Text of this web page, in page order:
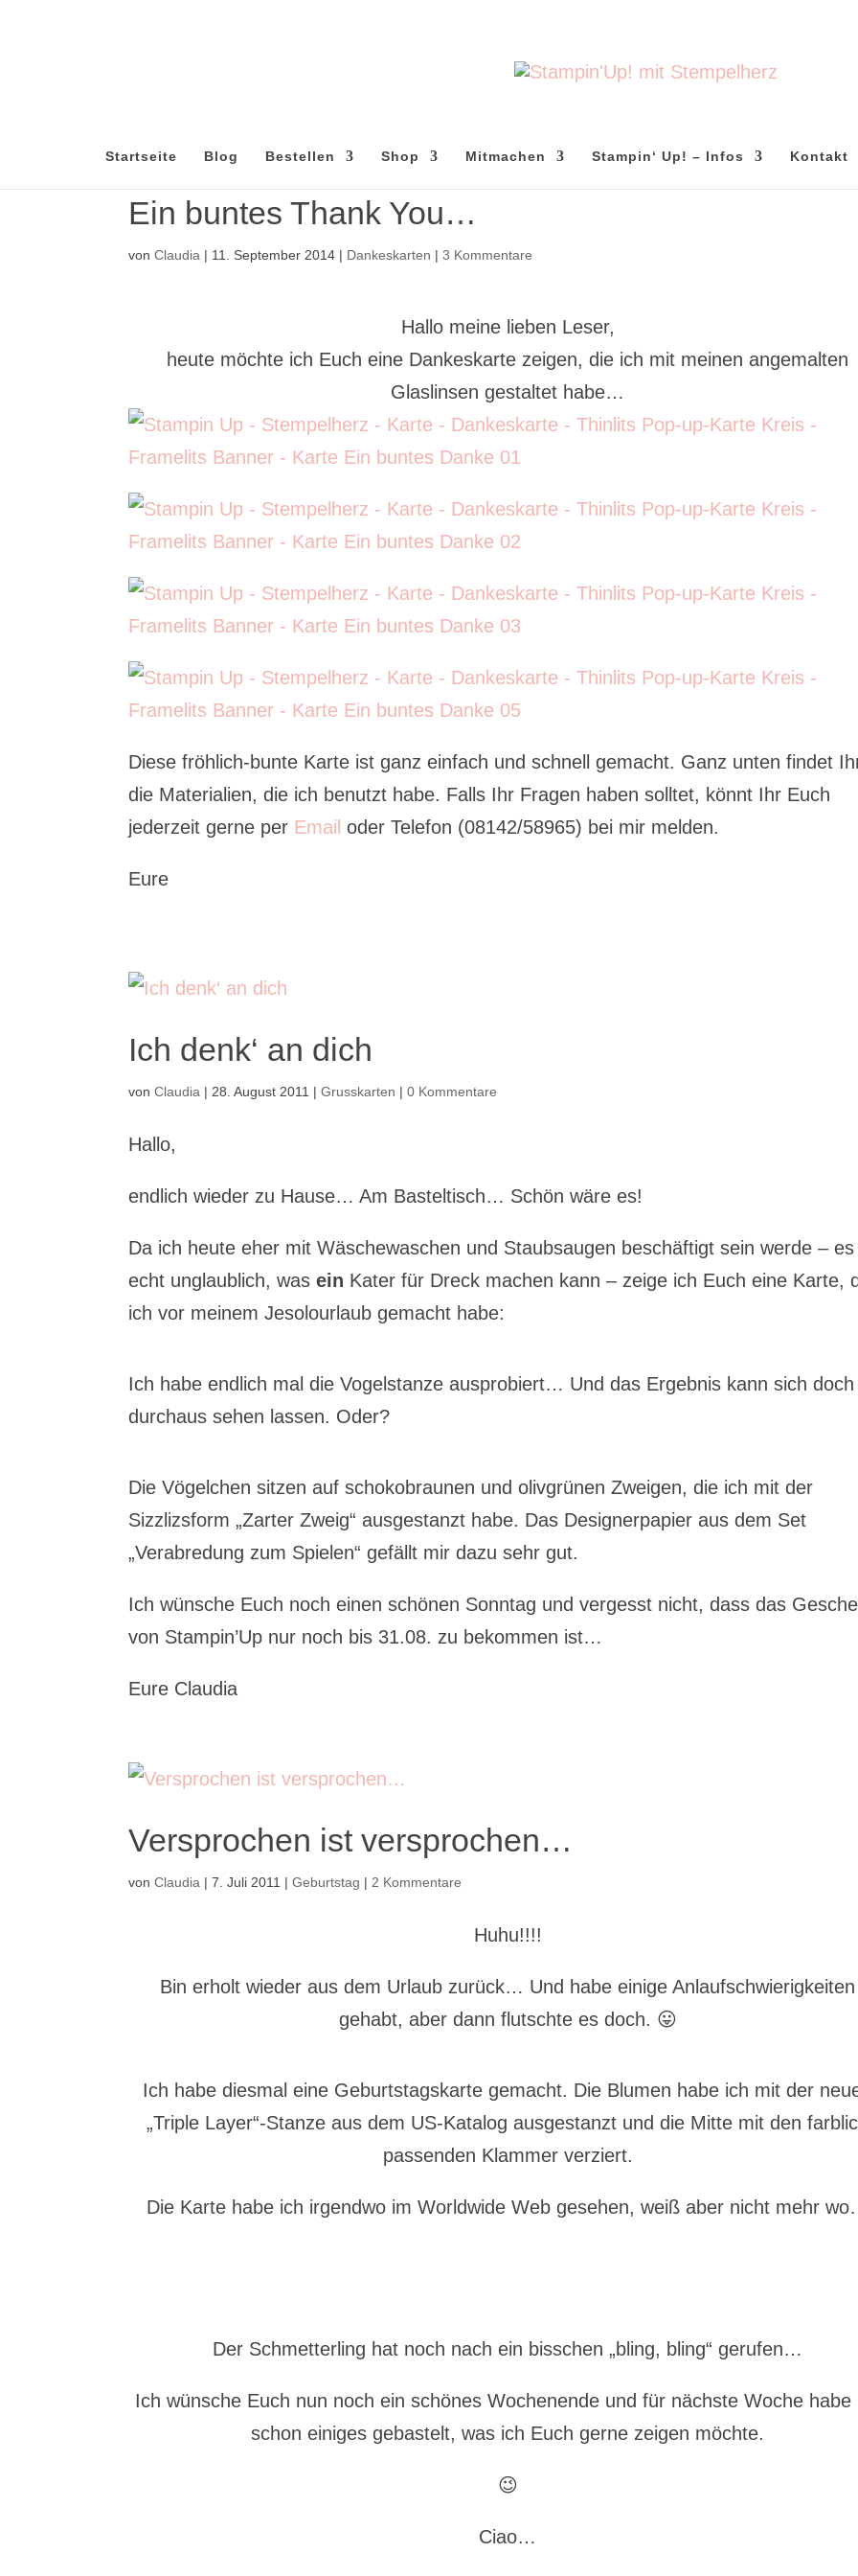
Startseite Blog Bestellen Shop Mitmachen Stampin‘ Up! – Infos Kontakt
Ein buntes Thank You…
vonClaudia | 11. September 2014 | Dankeskarten |3 Kommentare
Hallo meine lieben Leser,
heute möchte ich Euch eine Dankeskarte zeigen, die ich mit meinen angemalten
Glaslinsen gestaltet habe…
Diese fröhlich-bunte Karte ist ganz einfach und schnell gemacht. Ganz unten findet
die Materialien, die ich benutzt habe. Falls Ihr Fragen haben solltet, könnt Ihr Euch
jederzeit gerne per Email oder Telefon (08142/58965) bei mir melden.
Eure
Ich denk‘ an dich
vonClaudia | 28. August 2011 |Grusskarten |0 Kommentare
Hallo,
endlich wieder zu Hause… Am Basteltisch… Schön wäre es!
Da ich heute eher mit Wäschewaschen und Staubsaugen beschäftigt sein werde –
echt unglaublich, wasein Kater für Dreck machen kann – zeige ich Euch eine Karte,
ich vor meinem Jesolourlaub gemacht habe:
Ich habe endlich mal die Vogelstanze ausprobiert… Und das Ergebnis kann sich doch
durchaus sehen lassen. Oder?
Die Vögelchen sitzen auf schokobraunen und olivgrünen Zweigen, die ich mit der
Sizzlizsform „Zarter Zweig“ ausgestanzt habe. Das Designerpapier aus dem Set
„Verabredung zum Spielen“ gefällt mir dazu sehr gut.
Ich wünsche Euch noch einen schönen Sonntag und vergesst nicht, dass das
von Stampin’Up nur noch bis 31.08. zu bekommen ist…
Eure Claudia
Versprochen ist versprochen…
vonClaudia |7. Juli 2011 |Geburtstag | 2 Kommentare
Huhu!!!!
Bin erholt wieder aus dem Urlaub zurück… Und habe einige Anlaufschwierigkeiten
gehabt, aber dann flutschte es doch. 😛
Ich habe diesmal eine Geburtstagskarte gemacht. Die Blumen habe ich mit der
„Triple Layer“-Stanze aus dem US-Katalog ausgestanzt und die Mitte mit den
passenden Klammer verziert.
Die Karte habe ich irgendwo im Worldwide Web gesehen, weiß aber nicht mehr
Der Schmetterling hat noch nach ein bisschen „bling, bling“ gerufen…
Ich wünsche Euch nun noch ein schönes Wochenende und für nächste Woche habe
schon einiges gebastelt, was ich Euch gerne zeigen möchte.
😉
Ciao…